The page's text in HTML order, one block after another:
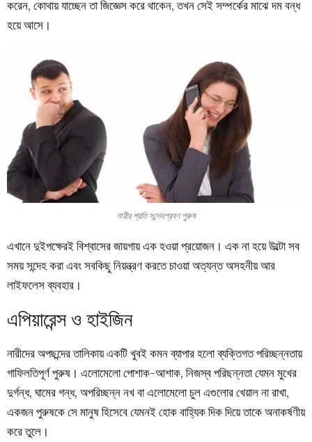
করেন, কোথায় যাচ্ছেন তা জিজ্ঞেস করে থাকেন, তখন সেই সম্পর্কের মাঝে দম বন্ধ
হয়ে আসে।
নারীর প্রতি সন্দেহপ্রবণ পুরুষ
এখানে দুইপক্ষেরই বিশ্বাসের জায়গায় এক হওয়া প্রয়োজন। এক না হয়ে উল্টো সব
সময় সন্দেহ করা এবং সবকিছু নিয়ন্ত্রণ করতে চাওয়া অত্যন্ত অসহনীয় আর
লাইফলেস ব্যবহার।
এপিয়ারেন্স ও হাইজিন
নারীদের অপছন্দের তালিকায় একটি খুবই কমন ব্যাপার হলো ব্যক্তিগত পরিচ্ছন্নতায়
গাফিলতিপূর্ণ পুরুষ। এলোমেলো পোশাক-আশাক, নিজস্ব পরিছন্নতা যেমন মুখের
দুর্গন্ধ, ঘামের গন্ধ, অপরিচ্ছন্ন নখ বা এলোমেলো চুল এগুলোর খেয়াল না রাখা,
একজন পুরুষকে সে মানুষ হিসেবে যেমনই হোক বাহ্যিক দিক দিয়ে তাকে অনাকর্ষণীয়
করে তুলে।